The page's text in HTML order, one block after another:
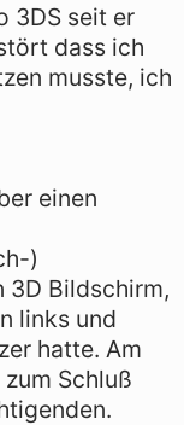
3DS seit er
dass ich
musste, ich
einen
)
3D Bildschirm,
links und
hatte. Am
Schluß